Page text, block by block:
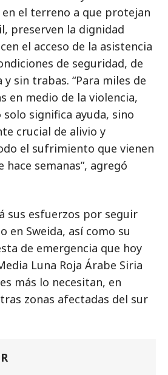
el terreno a que protejan
preserven la dignidad
el acceso de la asistencia
de seguridad, de
sin trabas. “Para miles de
en medio de la violencia,
significa ayuda, sino
crucial de alivio y
el sufrimiento que vienen
semanas”, agregó
sus esfuerzos por seguir
en Sweida, así como su
de emergencia que hoy
Luna Roja Árabe Siria
más lo necesitan, en
zonas afectadas del sur